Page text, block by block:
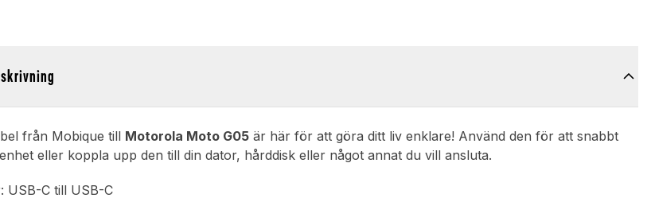
från Mobique till Motorola Moto G05 är här för att göra ditt liv enklare! Använd den för att snabbt
eller koppla upp den till din dator, hårddisk eller något annat du vill ansluta.
USB-C till USB-C